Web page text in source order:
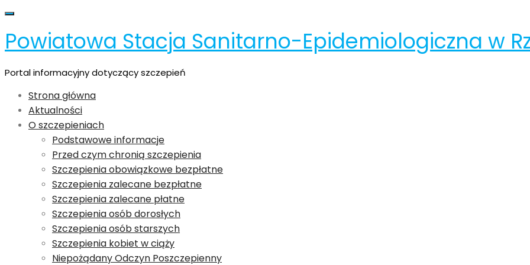
Skip
content
Toggle navigation
Powiatowa Stacja Sanitarno-Epidemiologiczna w
Portal informacyjny dotyczący szczepień
Strona główna
Aktualności
O szczepieniach
Podstawowe informacje
Przed czym chronią szczepienia
Szczepienia obowiązkowe bezpłatne
Szczepienia zalecane bezpłatne
Szczepienia zalecane płatne
Szczepienia osób dorosłych
Szczepienia osób starszych
Szczepienia kobiet w ciąży
Niepożądany Odczyn Poszczepienny